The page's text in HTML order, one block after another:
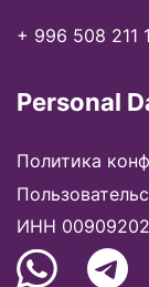
+ 996 508 211
Personal
Политика
ИНН